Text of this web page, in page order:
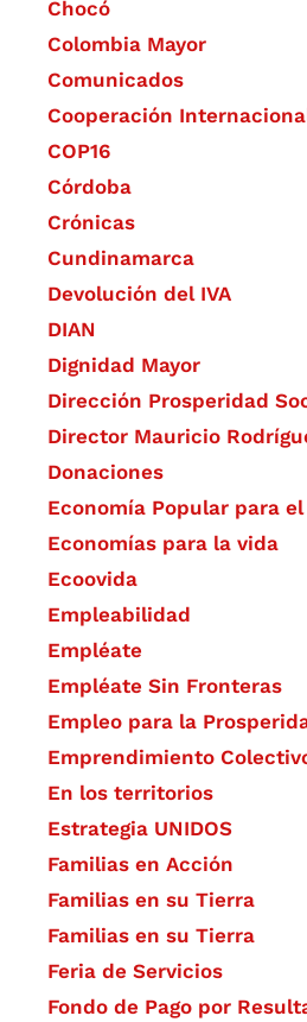
Chocó
Colombia Mayor
Comunicados
Cooperación
COP16
Córdoba
Crónicas
Cundinamarca
Devolución del IVA
DIAN
Dignidad Mayor
Dirección Prosperidad
Director Mauricio
Donaciones
Economía Popular para
Economías para la vida
Ecoovida
Empleabilidad
Empléate
Empléate Sin Fronteras
Empleo para la
Emprendimiento
En los territorios
Estrategia UNIDOS
Familias en Acción
Familias en su Tierra
Familias en su Tierra
Feria de Servicios
Fondo de Pago por